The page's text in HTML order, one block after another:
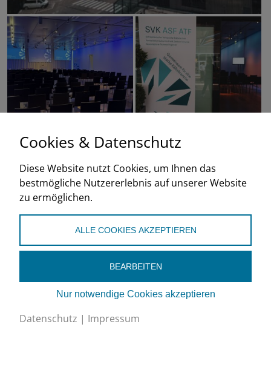
Cookies & Datenschutz
Diese Website nutzt Cookies, um Ihnen das
bestmögliche Nutzererlebnis auf unserer Website
zu ermöglichen.
ALLE COOKIES AKZEPTIEREN
BEARBEITEN
Nur notwendige Cookies akzeptieren
Datenschutz | Impressum